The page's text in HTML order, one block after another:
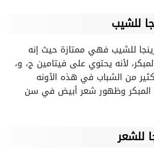
للشيب
للشيب فهي ممتازة حيث إنه
لأنه يحتوي على فيتامين ج، و،
من الشباب في هذه الآونه
المبكر وظهور شعر أبيض في سن
للشعر